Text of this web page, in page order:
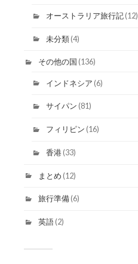
オーストラリア旅行記(12)
未分類(4)
その他の国 (136)
インドネシア (6)
サイパン (81)
フィリピン (16)
香港(33)
まとめ (12)
旅行準備(6)
英語(2)